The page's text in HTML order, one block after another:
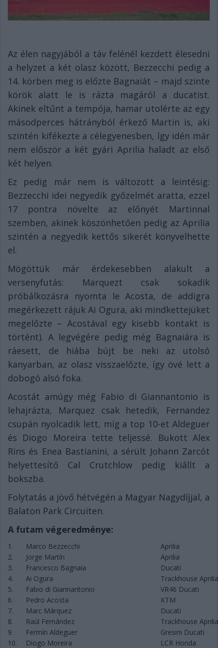
Az élen nagyjából a táv felénél kezdett élesedni
a helyzet a két olasz között, Bezzecchi pedig a
14. körben meg is előzte Bagnaiát – majd szinte
körök alatt le is rázta magáról a ducatist.
Akinek eltűnt a tempója, hamar utolérte az egy
másodperces hátrányból érkező Martin is, aki
szintén kifékezte a célegyenesben, így idén már
nem először a két gyári Aprilia haladt az első
két helyen.
Ez pedig már nem is változott a leintésig:
Bezzecchi idei negyedik győzelmét aratta, ezzel
17 pontra növelte az előnyét Martinnal
szemben, akinek köszönhetően pedig az Aprilia
szintén a negyedik kettős sikerét könyvelhette
el.
Mögöttük már érdekesebben alakult a
versenyfutás: Marquezt csak sokadik
próbálkozásra nyomta le Acosta, de addigra
megérkezett rájuk Ai Ogura, aki mindkettejüket
megelőzte – Acostával egy kisebb kontakt is
történt). A legvégére pedig még Bagnaiára is
ráesett, de hiába bújt be neki az utolsó
kanyarban, az olasz visszaelőzte, így övé lett a
dobogó alsó foka.
Acostát amúgy még Fabio di Giannantonio is
lehajrázta, Marquez csak hetedik, Fernandez
csupán nyolcadik lett, míg a top 10-et Aldeguer
és Diogo Moreira tette teljessé. Bukott Alex
Rins és Enea Bastianini, a sérült Johann Zarcót
helyettesítő Cal Crutchlow pedig kiállt a
bokszba.
Folytatás a jövő hétvégén a Magyar Nagydíjjal, a
Balaton Park Circuiten.
A futam végeredménye:
1. Marco Bezzecchi
Aprilia
2.
Jorge Martín
Aprilia
3.
Francesco Bagnaia
Ducati
4.
Ai Ogura
Trackhouse Aprilia
5.
Fabio di Giannantonio
VR46 Ducati
6.
Pedro Acosta
KTM
7.
Marc Márquez
Ducati
8.
Raúl Fernández
Trackhouse Aprilia
9.
Fermín Aldeguer
Gresini Ducati
10.
Diogo Moreira
LCR Honda